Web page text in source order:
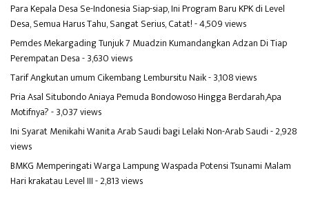
Para Kepala Desa Se-Indonesia Siap-siap, Ini Program Baru KPK di Level
Desa, Semua Harus Tahu, Sangat Serius, Catat!- 4,509 views
Pemdes Mekargading Tunjuk 7 Muadzin Kumandangkan Adzan Di Tiap
Perempatan Desa- 3,630 views
Tarif Angkutan umum Cikembang Lembursitu Naik- 3,108 views
Pria Asal Situbondo Aniaya Pemuda Bondowoso Hingga Berdarah,Apa
Motifnya?- 3,037 views
Ini Syarat Menikahi Wanita Arab Saudi bagi Lelaki Non-Arab Saudi- 2,928
views
BMKG Memperingati Warga Lampung Waspada Potensi Tsunami Malam
Hari krakatau Level III- 2,813 views